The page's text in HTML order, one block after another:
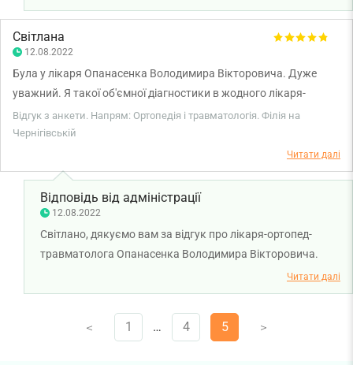
Світлана
12.08.2022
Була у лікаря Опанасенка Володимира Вікторовича. Дуже
уважний. Я такої об'ємної діагностики в жодного лікаря-
ортопеда не проходила. Призначив лікування та додаткове
обстеження. Нічого зайвого. Дякую Володимиру Вікторовичу
Відгук з анкети. Напрям: Ортопедія і травматологія. Філія на
Чернігівській
Читати далі
Відповідь від адміністрації
12.08.2022
Світлано, дякуємо вам за відгук про лікаря-ортопед-
травматолога Опанасенка Володимира Вікторовича.
Читати далі
V 1 … 4 5 V